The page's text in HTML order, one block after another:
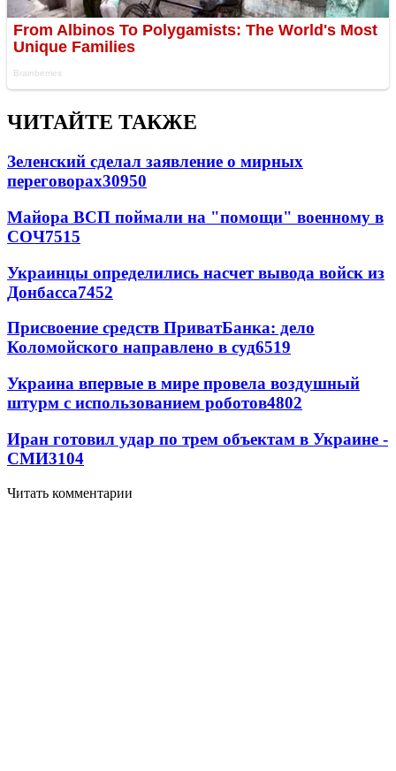
ЧИТАЙТЕ ТАКЖЕ
Зеленский сделал заявление о мирных
переговорах30950
Майора ВСП поймали на "помощи" военному в
СОЧ7515
Украинцы определились насчет вывода войск из
Донбасса7452
Присвоение средств ПриватБанка: дело
Коломойского направлено в суд6519
Украина впервые в мире провела воздушный
штурм с использованием роботов4802
Иран готовил удар по трем объектам в Украине -
СМИ3104
Читать комментарии